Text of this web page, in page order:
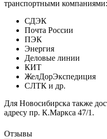
транспортными компаниями:
СДЭК
Почта России
ПЭК
Энергия
Деловые линии
КИТ
ЖелДорЭкспедиция
СЛТК и др.
Для Новосибирска также
адресу пр. К.Маркса 47/1.
Отзывы